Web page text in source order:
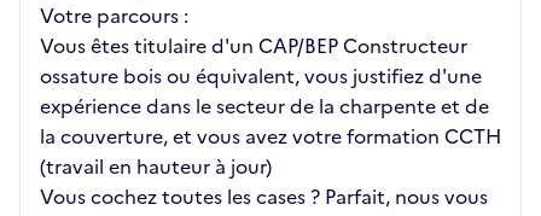
Votre parcours :
Vous êtes titulaire d'un CAP/BEP Constructeur
ossature bois ou équivalent, vous justifiez d'une
expérience dans le secteur de la charpente et de
la couverture, et vous avez votre formation CCTH
(travail en hauteur à jour)
Vous cochez toutes les cases ? Parfait, nous vous